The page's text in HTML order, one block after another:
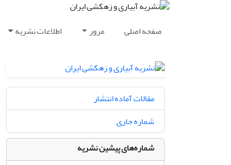
صفحه اصلی مرور اطلاعات نشریه
مقالات آماده انتشار
شماره جاری
شماره‌های پیشین نشریه